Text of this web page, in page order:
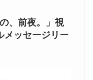
、前夜。」視
メッセージリー